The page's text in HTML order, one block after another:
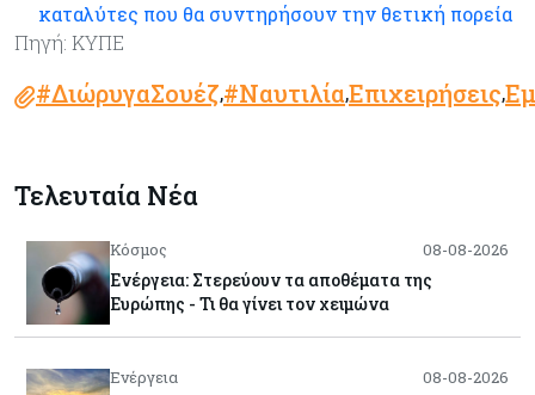
καταλύτες που θα συντηρήσουν την θετική πορεία
Πηγή: ΚΥΠΕ
#ΔιώρυγαΣουέζ,#Ναυτιλία,Επιχειρήσεις,
Τελευταία Νέα
Κόσμος 08-08-2026
Ενέργεια: Στερεύουν τα αποθέματα της
Ευρώπης - Τι θα γίνει τον χειμώνα
Ενέργεια 08-08-2026